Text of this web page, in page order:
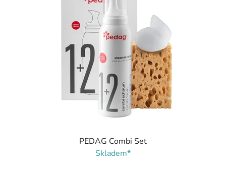
PEDAG Combi Set
Skladem*